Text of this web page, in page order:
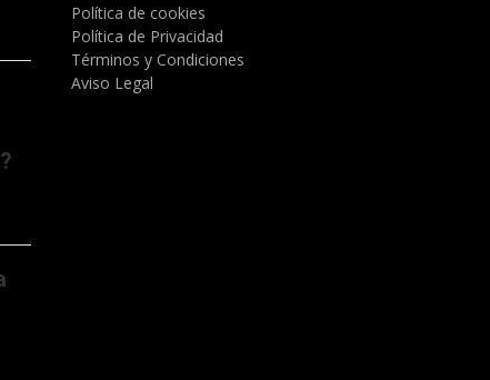
Política de cookies
Política de Privacidad
Términos y Condiciones
Aviso Legal